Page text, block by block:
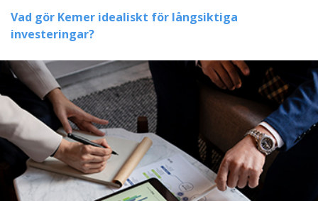
Vad gör Kemer idealiskt för långsiktiga
investeringar?